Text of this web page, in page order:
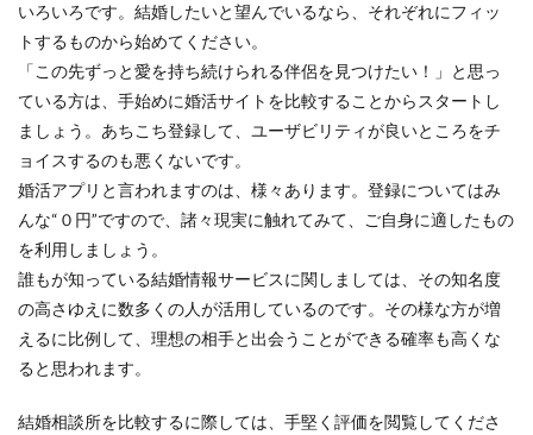
いろいろです。結婚したいと望んでいるなら、それぞれにフィッ
トするものから始めてください。
「この先ずっと愛を持ち続けられる伴侶を見つけたい！」と思っ
ている方は、手始めに婚活サイトを比較することからスタートし
ましょう。あちこち登録して、ユーザビリティが良いところをチ
ョイスするのも悪くないです。
婚活アプリと言われますのは、様々あります。登録についてはみ
んな“０円”ですので、諸々現実に触れてみて、ご自身に適したもの
を利用しましょう。
誰もが知っている結婚情報サービスに関しましては、その知名度
の高さゆえに数多くの人が活用しているのです。その様な方が増
えるに比例して、理想の相手と出会うことができる確率も高くな
ると思われます。
結婚相談所を比較するに際しては、手堅く評価を閲覧してくださ